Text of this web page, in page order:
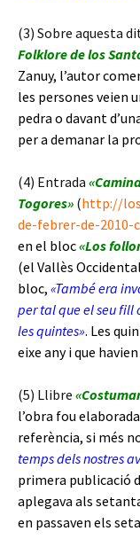
(3) Sobre aquesta
Folklore de los
Zanuy, l’autor
les persones veien
pedra o davant
per a demanar la
(4) Entrada
Togores» (http://
de-febrer-de-
en el bloc«Los
(el Vallès
bloc, «També era
per tal que el seu fill
les quintes». Les
eixe any i que
(5) Llibre
l’obra fou
referència, si més
temps dels nostres
primera publicació
aplegava als
en passaven els